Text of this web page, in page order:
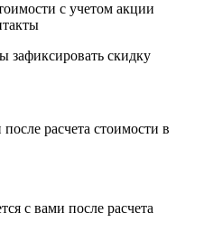
с учетом акции
зафиксировать скидку
расчета стоимости в
с вами после расчета